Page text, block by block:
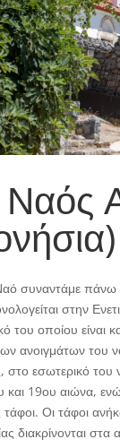
Ναός
συναντάμε πάνω
στην
του οποίου είναι
ανοιγμάτων του
εσωτερικό του
και 19ου αιώνα,
τάφοι. Οι τάφοι
διακρίνονται